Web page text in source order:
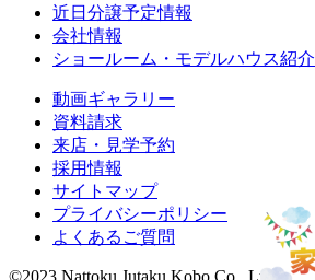
近日分譲予定情報
会社情報
ショールーム・モデルハウス紹介
動画ギャラリー
資料請求
来店・見学予約
採用情報
サイトマップ
プライバシーポリシー
よくあるご質問
©2023 Nattoku Jutaku Kobo Co., Ltd.